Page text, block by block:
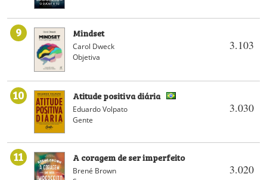
9
3.103
Mindset
Carol Dweck
Objetiva
10
3.030
Atitude positiva diária
Eduardo Volpato
Gente
11
3.020
A coragem de ser imperfeito
Brené Brown